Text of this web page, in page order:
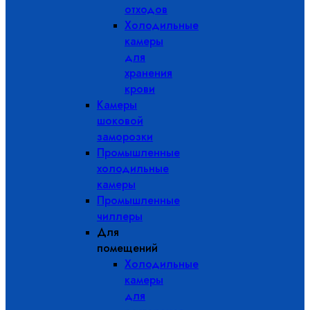
отходов
Холодильные
камеры
для
хранения
крови
Камеры
шоковой
заморозки
Промышленные
холодильные
камеры
Промышленные
чиллеры
Для
помещений
Холодильные
камеры
для